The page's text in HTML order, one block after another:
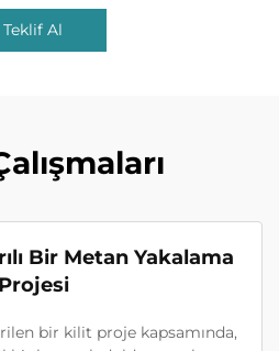
Teklif Al
Bir Metan Yakalama
Projesi
bir kilit proje kapsamında,